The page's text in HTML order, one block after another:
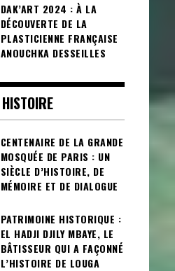
DAK’ART 2024 : À LA
DÉCOUVERTE DE LA
PLASTICIENNE FRANÇAISE
ANOUCHKA DESSEILLES
HISTOIRE
CENTENAIRE DE LA GRANDE
MOSQUÉE DE PARIS : UN
SIÈCLE D’HISTOIRE, DE
MÉMOIRE ET DE DIALOGUE
PATRIMOINE HISTORIQUE :
EL HADJI DJILY MBAYE, LE
BÂTISSEUR QUI A FAÇONNÉ
L’HISTOIRE DE LOUGA